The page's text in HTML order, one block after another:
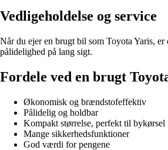
Vedligeholdelse og service
Når du ejer en brugt bil som Toyota Yaris,
pålidelighed på lang sigt.
Fordele ved en brugt
Økonomisk og brændstofeffektiv
Pålidelig og holdbar
Kompakt størrelse, perfekt til bykørsel
Mange sikkerhedsfunktioner
God værdi for pengene